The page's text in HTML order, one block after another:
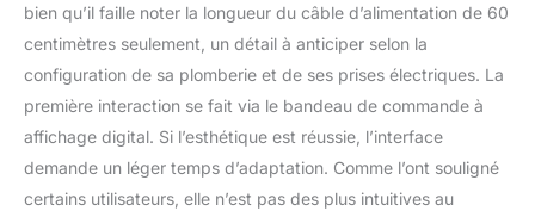
bien qu’il faille noter la longueur du câble d’alimentation de 60
centimètres seulement, un détail à anticiper selon la
configuration de sa plomberie et de ses prises électriques. La
première interaction se fait via le bandeau de commande à
affichage digital. Si l’esthétique est réussie, l’interface
demande un léger temps d’adaptation. Comme l’ont souligné
certains utilisateurs, elle n’est pas des plus intuitives au